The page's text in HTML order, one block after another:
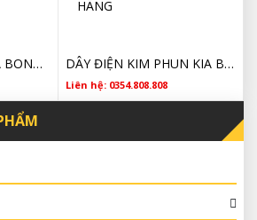
LỌC NHIÊN LIỆU KIA BONGO 3 3194545700 GIÁ RẺ DÂY ĐIỆN KIM PHUN KIA BONGO 3 338104A802 CHÍNH HÃNG
Liên hệ: 0354.808.808